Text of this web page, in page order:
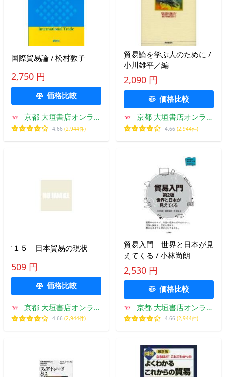
国際貿易論 / 松村敦子
2,750 円
価格比較
京都 大垣書店オンライ
ン
4.66 (2,944件)
貿易論を学ぶ人のために /
小川雄平／編
2,090 円
価格比較
京都 大垣書店オンライ
ン
4.66 (2,944件)
’１５ 日本貿易の現状
509 円
価格比較
京都 大垣書店オンライ
ン
4.66 (2,944件)
貿易入門 世界と日本が見
えてくる / 小林尚朗
2,530 円
価格比較
京都 大垣書店オンライ
ン
4.66 (2,944件)